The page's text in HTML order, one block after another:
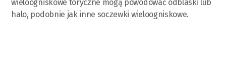
wieloogniskowe toryczne mogą powodować odblaski lub
halo, podobnie jak inne soczewki wieloogniskowe.